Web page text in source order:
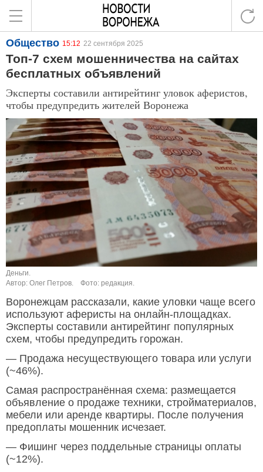
Общество 15:12 22 сентября 2025
Топ-7 схем мошенничества на сайтах
бесплатных объявлений
Эксперты составили антирейтинг уловок аферистов,
чтобы предупредить жителей Воронежа
Деньги.
Автор: Олег Петров.
Фото: редакция.
Воронежцам рассказали, какие уловки чаще всего
используют аферисты на онлайн-площадках.
Эксперты составили антирейтинг популярных
схем, чтобы предупредить горожан.
— Продажа несуществующего товара или услуги
(~46%).
Самая распространённая схема: размещается
объявление о продаже техники, стройматериалов,
мебели или аренде квартиры. После получения
предоплаты мошенник исчезает.
— Фишинг через поддельные страницы оплаты
(~12%).